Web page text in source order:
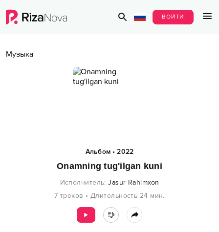
ВОЙТИ
Музыка
Альбом•2022
Onamning tug'ilgan kuni
Исполнитель:Jasur Rahimxon
7 треков •Длительность 24 мин.